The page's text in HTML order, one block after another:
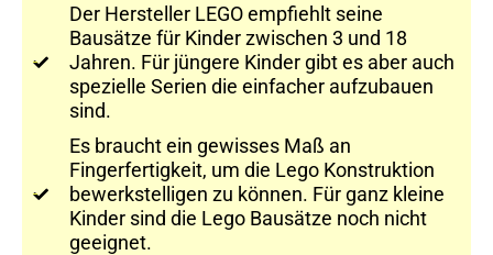
Der Hersteller LEGO empfiehlt seine
Bausätze für Kinder zwischen 3 und 18
Jahren. Für jüngere Kinder gibt es aber auch
spezielle Serien die einfacher aufzubauen
sind.
Es braucht ein gewisses Maß an
Fingerfertigkeit, um die Lego Konstruktion
bewerkstelligen zu können. Für ganz kleine
Kinder sind die Lego Bausätze noch nicht
geeignet.